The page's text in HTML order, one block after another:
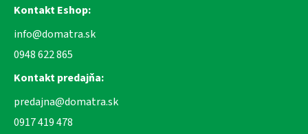
Kontakt Eshop:
info@domatra.sk
0948 622 865
Kontakt predajňa:
predajna@domatra.sk
0917 419 478